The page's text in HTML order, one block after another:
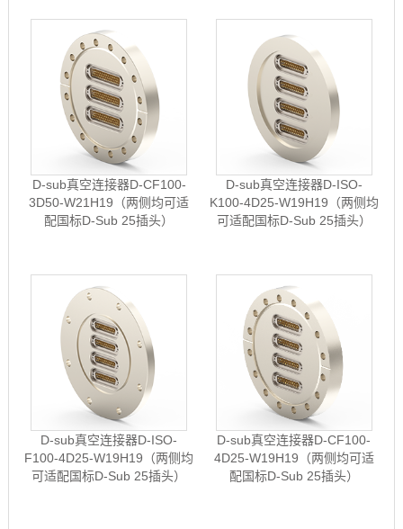
D-sub真空连接器D-CF100-
3D50-W21H19（两侧均可适
配国标D-Sub 25插头）
D-sub真空连接器D-ISO-
K100-4D25-W19H19（两侧均
可适配国标D-Sub 25插头）
D-sub真空连接器D-ISO-
F100-4D25-W19H19（两侧均
可适配国标D-Sub 25插头）
D-sub真空连接器D-CF100-
4D25-W19H19（两侧均可适
配国标D-Sub 25插头）